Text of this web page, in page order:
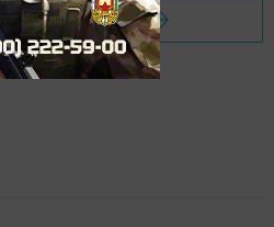
новости